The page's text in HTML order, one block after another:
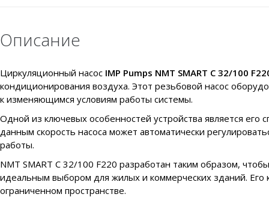
Описание
Циркуляционный насос IMP Pumps NMT SMART C 32/100
кондиционирования воздуха. Этот резьбовой насос
к изменяющимся условиям работы системы.
Одной из ключевых особенностей устройства является его
данным скорость насоса может автоматически
работы.
NMT SMART C 32/100 F220 разработан таким образом,
идеальным выбором для жилых и коммерческих зданий.
ограниченном пространстве.